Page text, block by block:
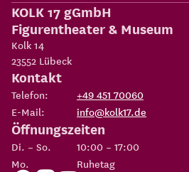
KOLK 17 gGmbH
Figurentheater & Museum
Kolk 14
23552 Lübeck
Kontakt
Telefon:
+49 451 70060
E-Mail:
info@kolk17.de
Öffnungszeiten
Di. – So.
10:00 – 17:00
Mo.
Ruhetag